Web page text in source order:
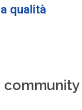
qualità